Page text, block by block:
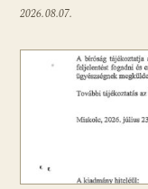
2026.08.07.